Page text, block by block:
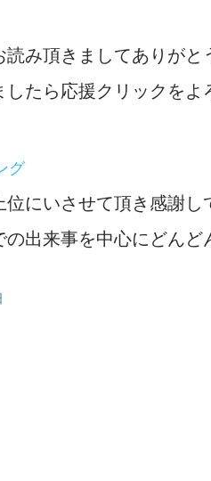
み頂きましてありがと
たら応援クリックをよ
グ
にいさせて頂き感謝し
出来事を中心にどんど